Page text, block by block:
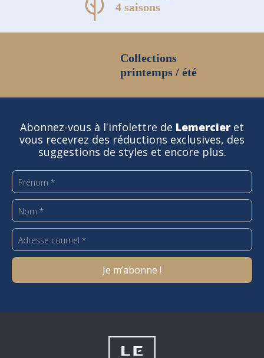
4 saisons
Collections
printemps / été
Abonnez-vous à l'infolettre de Lemercier et
vous recevrez des réductions exclusives, des
suggestions de styles et encore plus.